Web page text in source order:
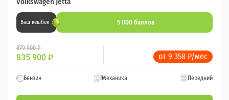
Ваш кешбек 5 000 баллов
879 900 ₽
835 900 ₽ от 9 358 ₽/мес
Бензин Механика Передний